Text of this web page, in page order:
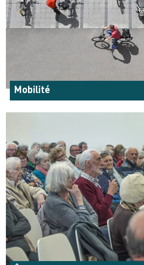
Mobilité